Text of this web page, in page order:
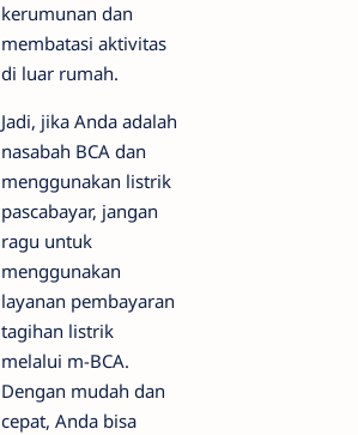
kerumunan dan
membatasi aktivitas
di luar rumah.
Jadi, jika Anda adalah
nasabah BCA dan
menggunakan listrik
pascabayar, jangan
ragu untuk
menggunakan
layanan pembayaran
tagihan listrik
melalui m-BCA.
Dengan mudah dan
cepat, Anda bisa